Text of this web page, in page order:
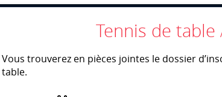
Tennis de table
Vous trouverez en pièces jointes le dossier
table.